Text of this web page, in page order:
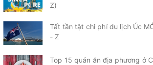
Z)
Tất tần tật chi phí du lịch Úc
- Z
Top 15 quán ăn địa phương ở